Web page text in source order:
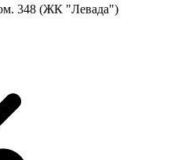
348 (ЖК "Левада")